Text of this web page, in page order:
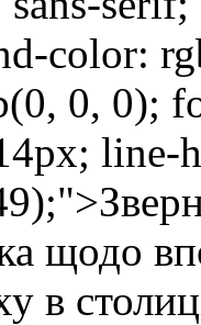
color:
0, 0);
line-
щодо
в